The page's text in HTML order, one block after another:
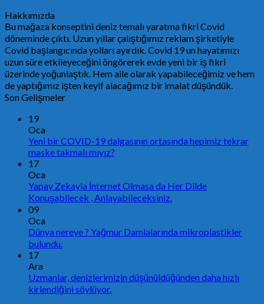
Hakkımızda
Bu mağaza konseptini deniz temalı yaratma fikri Covid
döneminde çıktı. Uzun yıllar çalıştığımız reklam şirketiyle
Covid başlangıcında yolları ayırdık. Covid 19 un hayatımızı
uzun süre etkileyeceğini öngörerek evde yeni bir iş fikri
üzerinde yoğunlaştık. Hem aile olarak yapabileceğimiz ve hem
de yaptığımız işten keyif alacağımız bir imalat düşündük.
Son Gelişmeler
19
Oca
Yeni bir COVID-19 dalgasının ortasında hepimiz tekrar
maske takmalı mıyız?
17
Oca
Yapay Zekayla İnternet Olmasa da Her Dilde
Konuşabilecek , Anlayabileceksiniz.
09
Oca
Dünya nereye ? Yağmur Damlalarında mikroplastikler
bulundu.
17
Ara
Uzmanlar, denizlerimizin düşünüldüğünden daha hızlı
kirlendiğini söylüyor.